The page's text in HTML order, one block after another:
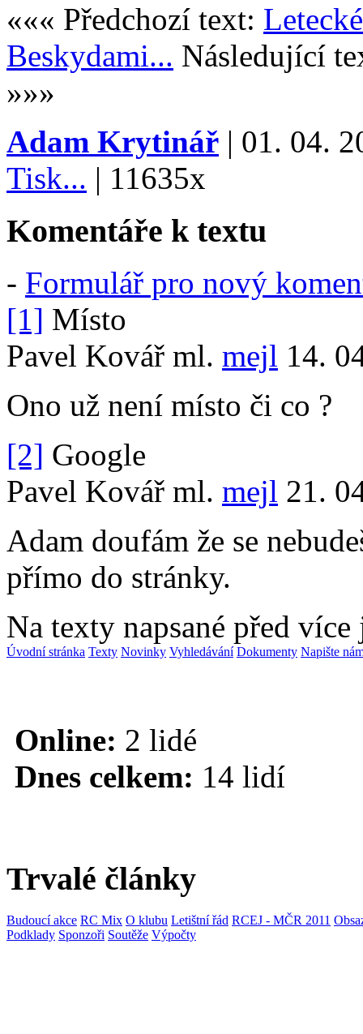
««« Předchozí text:
Beskydami... Následující
»»»
Adam Krytinář | 01. 04.
Tisk... | 11635x
Komentáře k textu
- Formulář pro nový
[1] Místo
Pavel Kovář ml. mejl 14.
Ono už není místo či co ?
[2] Google
Pavel Kovář ml. mejl 21.
Adam doufám že se
přímo do stránky.
Na texty napsané před
Úvodní stránka Texty Novinky Vyhledávání Dokumenty Napište
Online: 2 lidé
Dnes celkem: 14 lidí
Trvalé články
Budoucí akce RC Mix O klubu Letištní řád RCEJ - MČR 2011
Podklady Sponzoři Soutěže Výpočty